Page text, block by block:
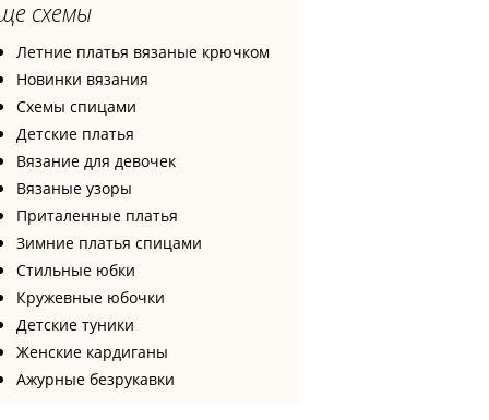
схемы
Летние платья вязаные крючком
Новинки вязания
Схемы спицами
Детские платья
Вязание для девочек
Вязаные узоры
Приталенные платья
Зимние платья спицами
Стильные юбки
Кружевные юбочки
Детские туники
Женские кардиганы
Ажурные безрукавки